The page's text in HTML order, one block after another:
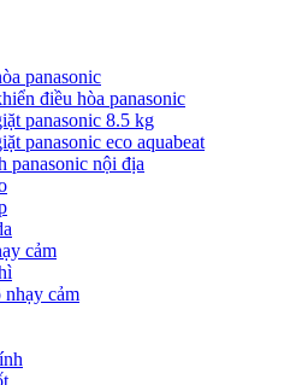
panasonic
điều hòa panasonic
panasonic 8.5 kg
panasonic eco aquabeat
panasonic nội địa
cảm
nhạy cảm